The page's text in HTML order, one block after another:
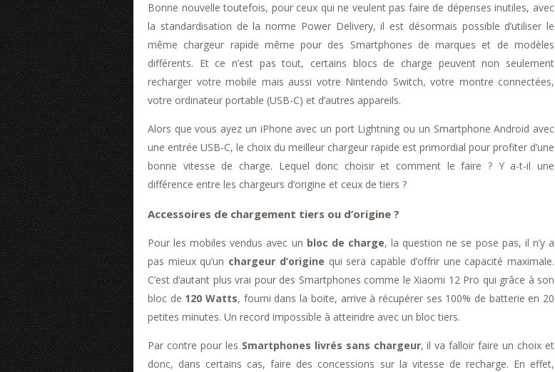
Bonne nouvelle toutefois, pour ceux qui ne veulent pas faire de dépenses inutiles, avec
la standardisation de la norme Power Delivery, il est désormais possible d’utiliser le
même chargeur rapide même pour des Smartphones de marques et de modèles
différents. Et ce n’est pas tout, certains blocs de charge peuvent non seulement
recharger votre mobile mais aussi votre Nintendo Switch, votre montre connectées,
votre ordinateur portable (USB-C) et d’autres appareils.
Alors que vous ayez un iPhone avec un port Lightning ou un Smartphone Android avec
une entrée USB-C, le choix du meilleur chargeur rapide est primordial pour profiter d’une
bonne vitesse de charge. Lequel donc choisir et comment le faire ? Y a-t-il une
différence entre les chargeurs d’origine et ceux de tiers ?
Accessoires de chargement tiers ou d’origine ?
Pour les mobiles vendus avec un bloc de charge, la question ne se pose pas, il n’y a
pas mieux qu’un chargeur d’origine qui sera capable d’offrir une capacité maximale.
C’est d’autant plus vrai pour des Smartphones comme le Xiaomi 12 Pro qui grâce à son
bloc de 120 Watts, fourni dans la boite, arrive à récupérer ses 100% de batterie en 20
petites minutes. Un record impossible à atteindre avec un bloc tiers.
Par contre pour les Smartphones livrés sans chargeur, il va falloir faire un choix et
donc, dans certains cas, faire des concessions sur la vitesse de recharge. En effet,